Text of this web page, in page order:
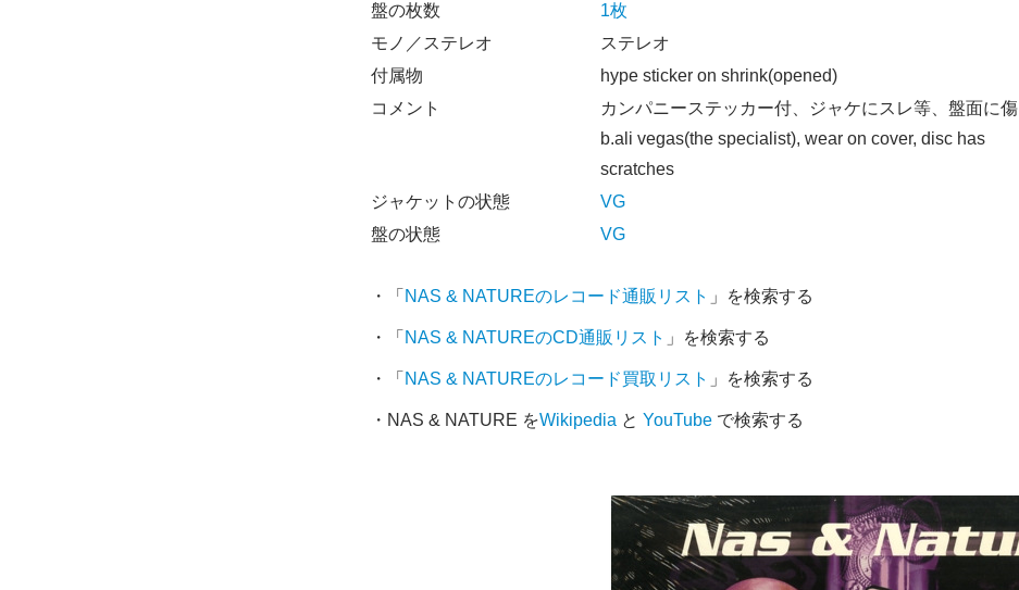
盤の枚数
1枚
モノ／ステレオ
ステレオ
付属物
hype sticker on shrink(opened)
コメント
カンパニーステッカー付、ジャケにスレ等、盤面に傷
b.ali vegas(the specialist), wear on cover, disc has
scratches
ジャケットの状態
VG
盤の状態
VG
・「 NAS & NATUREのレコード通販リスト 」を検索する
・「 NAS & NATUREのCD通販リスト 」を検索する
・「 NAS & NATUREのレコード買取リスト 」を検索する
・NAS & NATURE をWikipedia と YouTube で検索する